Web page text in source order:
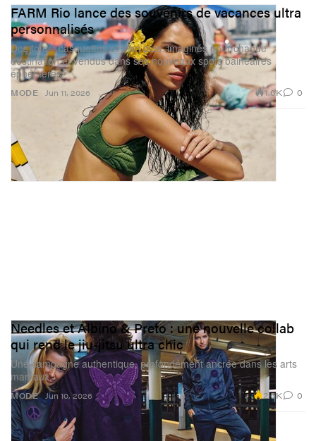
MODE
FARM Rio lance des souvenirs de vacances ultra
personnalisés
Des totes, casquettes et bien plus, imaginés pour chaque
destination et vendus dans ses nouveaux spots balnéaires
éphémères.
Jun 11, 2026 1.6K 0
MODE
Needles et Albino & Preto : une nouvelle collab
qui rend le jiu-jitsu ultra chic
Une campagne authentique, profondément ancrée dans les arts
martiaux.
Jun 10, 2026 2.6K 0